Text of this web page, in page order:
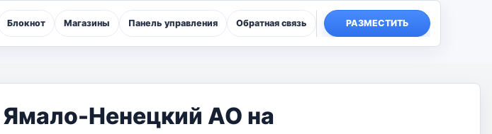
Блокнот Магазины Панель управления Обратная связь РАЗМЕСТИТЬ
Ямало-Ненецкий АО на